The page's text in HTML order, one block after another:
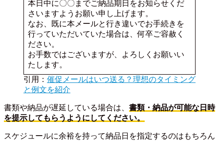
本日中に〇〇までご納品期日をお知らせくだ
さいますようお願い申し上げます。
なお、既に本メールと行き違いでお手続きを
行っていただいていた場合は、何卒ご容赦く
ださい。
お手数ではございますが、よろしくお願いい
たします。
引用： 催促メールはいつ送る？理想のタイミング
と例文を紹介
書類や納品が遅延している場合は、 書類・納品が可能な日時
を提示してもらうようにしてください。
スケジュールに余裕を持って納品日を指定するのはもちろん